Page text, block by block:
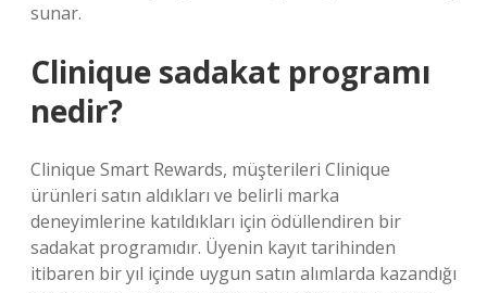
sunar.
Clinique sadakat programı
nedir?
Clinique Smart Rewards, müşterileri Clinique
ürünleri satın aldıkları ve belirli marka
deneyimlerine katıldıkları için ödüllendiren bir
sadakat programıdır. Üyenin kayıt tarihinden
itibaren bir yıl içinde uygun satın alımlarda kazandığı